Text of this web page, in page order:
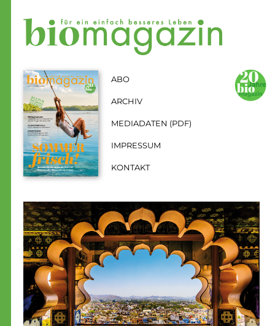
ABO
ARCHIV
MEDIADATEN (PDF)
IMPRESSUM
KONTAKT